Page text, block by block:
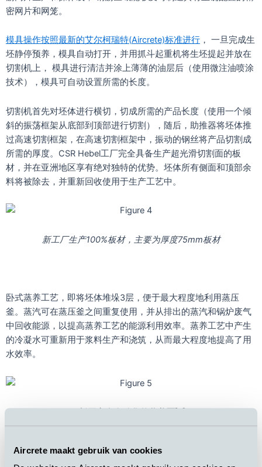
Aircrete maakt gebruik van cookies
密网片和网笼。
模具操作按照最新的艾尔柯瑞特(Aircrete)标准进行 ， 一旦完成生
坯静停预养，模具自动打开，并用抓斗起重机将生坯提起并放在
切割机上， 模具进行清洁并涂上薄薄的油层后（使用微注油喷涂
技术），模具可自动设置所需的长度。
切割机首先对坯体进行横切，切成所需的产品长度（使用一个倾
斜的振荡框架从底部到顶部进行切割），随后，助推器将坯体推
过高速切割框架，在高速切割框架中，振动的钢丝将产品切割成
所需的厚度。CSR Hebel工厂完全具备生产超光滑切割面的板
材，并在亚洲地区享有绝对独特的优势。坯体所有侧面和顶部余
料将被除去，并重新回收使用于生产工艺中。
新工厂生产100%板材，主要为厚度75mm板材
卧式蒸养工艺，即将坯体堆垛3层，便于最大程度地利用蒸压
釜。蒸汽可在蒸压釜之间重复使用，并从排出的蒸汽和锅炉废气
中回收能源，以提高蒸养工艺的能源利用效率。蒸养工艺中产生
的冷凝水可重新用于浆料生产和浇筑，从而最大程度地提高了用
水效率。
新厂完全自动化的蒸养区[5]